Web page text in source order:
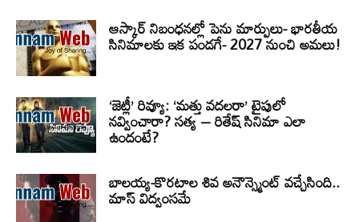
ఆస్కార్ నిబంధనల్లో పెను మార్పులు- భారతీయ
సినిమాలకు ఇక పండగే- 2027 నుంచి అమలు!
‘జెట్లీ’ రివ్యూ: ‘మత్తు వదలరా’ టైపులో
నవ్వించారా? సత్య – రితేష్ సినిమా ఎలా
ఉందంటే?
బాలయ్య-కొరటాల శివ అనౌన్స్మెంట్ వచ్చేసింది..
మాస్ విద్వంసమే